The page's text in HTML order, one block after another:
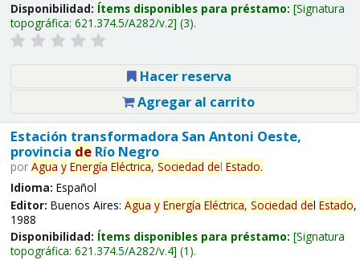
Disponibilidad: Ítems disponibles para préstamo: Signatura
topográfica: 621.374.5/A282/v.2 (3).
Hacer reserva
Agregar al carrito
Estación transformadora San Antoni Oeste,
provincia deRío Negro
por Agua y Energía Eléctrica, Sociedad del Estado.
Idioma: Español
Editor: Buenos Aires: Agua y Energía Eléctrica, Sociedad del Estado,
1988
Disponibilidad: Ítems disponibles para préstamo: Signatura
topográfica: 621.374.5/A282/v.4 (1).